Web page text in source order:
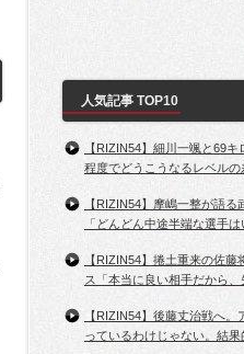
人気記事 TOP10
【RIZIN54】細川一颯と69
程度でどうこうなるレベルの
【RIZIN54】摩嶋一整が語
「どんどん中途半端な選手は
【RIZIN54】捲土重来の佐
ス「本当に良い相手だから、
【RIZIN54】後藤丈治戦へ
っているわけじゃない。結果